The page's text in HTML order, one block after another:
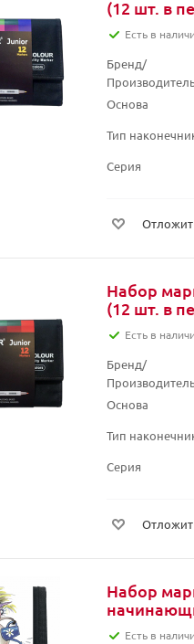
(12 шт. в
Есть в
Бренд/
Основа
Тип
Серия
Набор
(12 шт. в
Есть в
Бренд/
Основа
Тип
Серия
Набор
Есть в